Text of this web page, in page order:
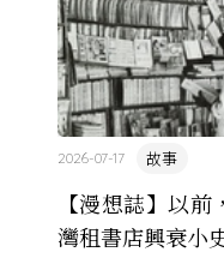
【漫想誌】以
灣租書店興衰小
故事
2026-07-17